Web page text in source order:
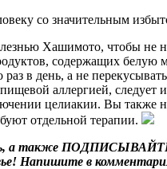
со значительным
Хашимото, чтобы не
содержащих
раз в день, а не
аллергией,
целиакии. Вы также
отдельной терапии.
а также
Напишите в